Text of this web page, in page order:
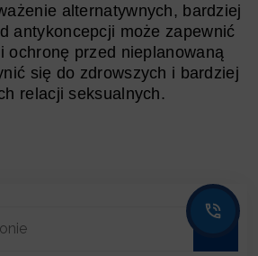
alternatywnych, bardziej
antykoncepcji może zapewnić
ochronę przed nieplanowaną
się do zdrowszych i bardziej
relacji seksualnych.